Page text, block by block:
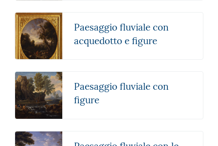
Paesaggio fluviale con
acquedotto e figure
Paesaggio fluviale con
figure